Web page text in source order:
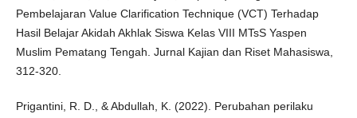
Pembelajaran Value Clarification Technique (VCT) Terhadap
Hasil Belajar Akidah Akhlak Siswa Kelas VIII MTsS Yaspen
Muslim Pematang Tengah. Jurnal Kajian dan Riset Mahasiswa,
312-320.
Prigantini, R. D., & Abdullah, K. (2022). Perubahan perilaku